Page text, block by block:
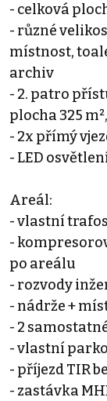
- celková
- různé
místnost,
archiv
- 2. patro
plocha 325 m²,
- 2x přímý
- LED
Areál:
- vlastní
-
po areálu
- rozvody
- nádrže +
- 2
- vlastní
- příjezd TIR
- zastávka